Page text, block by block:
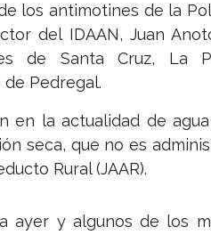
los antimotines de la
del IDAAN, Juan
de Santa Cruz, La
Pedregal.
en la actualidad de
seca, que no es
Rural (JAAR).
ayer y algunos de los